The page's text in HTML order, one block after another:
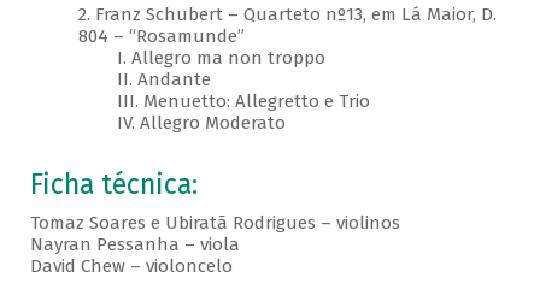
2. Franz Schubert – Quarteto nº13, em Lá Maior, D.
804 – “Rosamunde”
I. Allegro ma non troppo
II. Andante
III. Menuetto: Allegretto e Trio
IV. Allegro Moderato
Ficha técnica:
Tomaz Soares e Ubiratã Rodrigues – violinos
Nayran Pessanha – viola
David Chew – violoncelo